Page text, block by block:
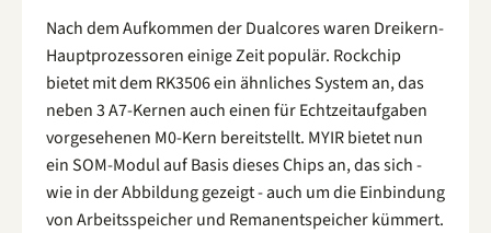
Nach dem Aufkommen der Dualcores waren Dreikern-
Hauptprozessoren einige Zeit populär. Rockchip
bietet mit dem RK3506 ein ähnliches System an, das
neben 3 A7-Kernen auch einen für Echtzeitaufgaben
vorgesehenen M0-Kern bereitstellt. MYIR bietet nun
ein SOM-Modul auf Basis dieses Chips an, das sich -
wie in der Abbildung gezeigt - auch um die Einbindung
von Arbeitsspeicher und Remanentspeicher kümmert.